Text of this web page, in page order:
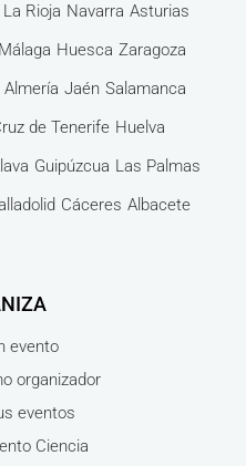
La Rioja Navarra Asturias
Málaga Huesca Zaragoza
Almería Jaén Salamanca
de Tenerife Huelva
Guipúzcua Las Palmas
Cáceres Albacete
evento
organizador
eventos
Ciencia